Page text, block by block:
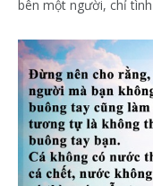
bên một người, chỉ